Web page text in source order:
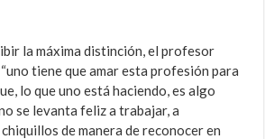
la máxima distinción, el profesor
tiene que amar esta profesión para
lo que uno está haciendo, es algo
se levanta feliz a trabajar, a
de manera de reconocer en